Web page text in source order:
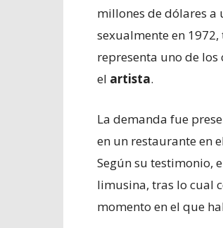
millones de dólares
sexualmente en
representa uno de
el artista.
La demanda fue
en un restaurante en
Según su testimonio,
limusina, tras lo cual
momento en el que